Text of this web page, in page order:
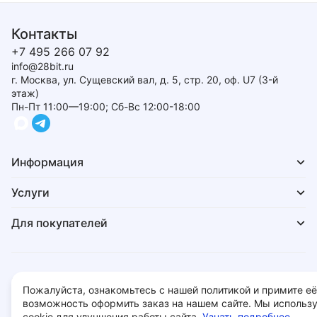
Контакты
+7 495 266 07 92
info@28bit.ru
г. Москва, ул. Сущевский вал, д. 5, стр. 20, оф. U7 (3-й
этаж)
Пн-Пт 11:00—19:00; Сб-Вс 12:00-18:00
Информация
Услуги
Для покупателей
© 2026 - 28bit.ru компьютеры и комплектующие.
Пожалуйста, ознакомьтесь с нашей политикой и примите
возможность оформить заказ на нашем сайте. Мы